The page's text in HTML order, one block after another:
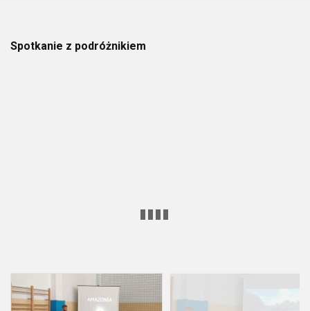
Spotkanie z podróżnikiem